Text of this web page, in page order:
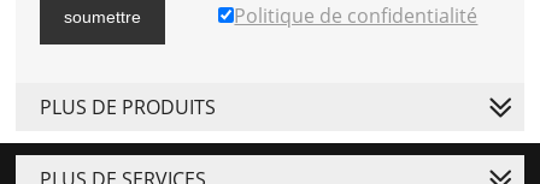
soumettre Politique de confidentialité
PLUS DE PRODUITS
PLUS DE SERVICES